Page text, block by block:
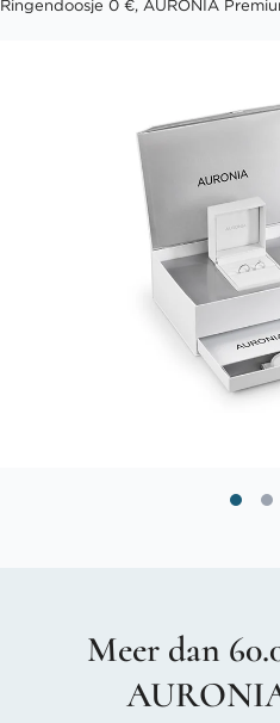
Ringendoosje 0 €, AURONIA
Meer dan